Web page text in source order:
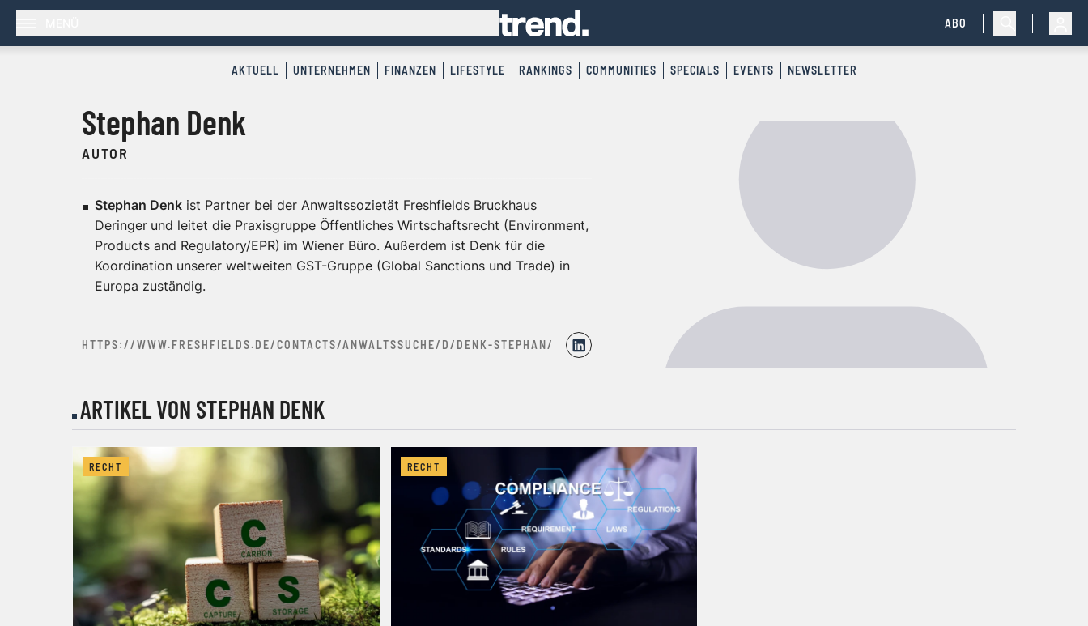
ABO
AKTUELL UNTERNEHMEN FINANZEN LIFESTYLE RANKINGS COMMUNITIES SPECIALS EVENTS NEWSLETTER
Stephan Denk
AUTOR
Stephan Denk ist Partner bei der Anwaltssozietät Freshfields Bruckhaus
Deringer und leitet die Praxisgruppe Öffentliches Wirtschaftsrecht (Environment,
Products and Regulatory/EPR) im Wiener Büro. Außerdem ist Denk für die
Koordination unserer weltweiten GST-Gruppe (Global Sanctions und Trade) in
Europa zuständig.
HTTPS://WWW.FRESHFIELDS.DE/CONTACTS/ANWALTSSUCHE/D/DENK-STEPHAN/
ARTIKEL VON STEPHAN DENK
RECHT RECHT